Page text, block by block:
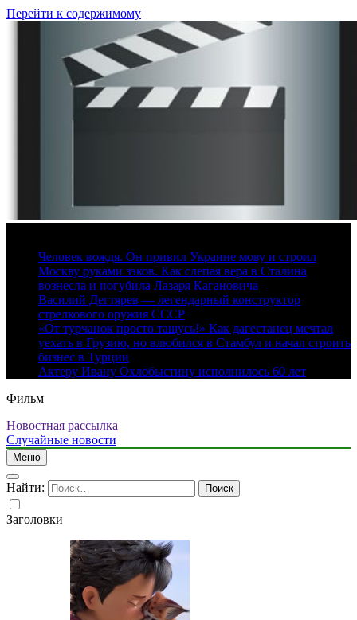
Перейти к содержимому
Человек вождя. Он привил Украине мову и строил
Москву руками зэков. Как слепая вера в Сталина
вознесла и погубила Лазаря Кагановича
Василий Дегтярев — легендарный конструктор
стрелкового оружия СССР
«От турчанок просто тащусь!» Как дагестанец мечтал
уехать в Грузию, но влюбился в Стамбул и начал строить
бизнес в Турции
Актеру Ивану Охлобыстину исполнилось 60 лет
Фильм
Новостная рассылка
Случайные новости
Меню
Найти:
Заголовки